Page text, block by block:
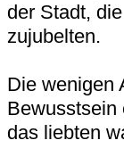
der Stadt,
zujubelten.
Die wenigen
Bewusstsein
das liebten